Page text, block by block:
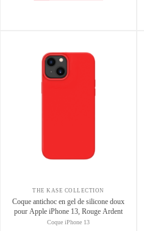
THE KASE COLLECTION
Coque antichoc en gel de silicone doux
pour Apple iPhone 13, Rouge Ardent
Coque iPhone 13